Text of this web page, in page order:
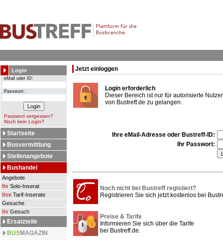
Login
eMail oder ID:
Passwort:
Passwort vergessen?
Noch kein Login?
Startseite
Busvermittlung
Stellenangebote
Bushandel
Angebote
Ihr Solo-Inserat
Ihre Tarif-Inserate
Gesuche
Ihr Gesuch
Ersatzteile
BUSMAGAZIN
Jetzt einloggen
Login erforderlich
Dieser Bereich ist nur für autorisierte
von Bustreff.de zu gelangen.
Ihre eMail-Adresse oder Bustreff-ID:
Ihr Passwort:
Noch nicht bei Bustreff registiert?
Registrieren Sie sich jetzt kostenlos bei
Preise & Tarife
Informieren Sie sich über die Tarife
bei Bustreff.de.